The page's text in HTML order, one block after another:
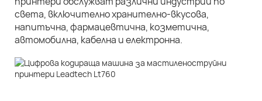
света, включително хранително-вкусова,
напитъчна, фармацевтична, козметична,
автомобилна, кабелна и електронна.